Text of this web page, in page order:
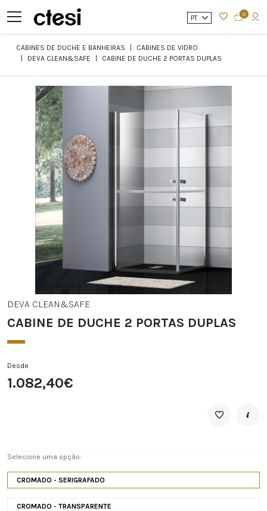
PT 0
CABINES DE DUCHE E BANHEIRAS
CABINES DE VIDRO
DEVA CLEAN&SAFE
CABINE DE DUCHE 2 PORTAS DUPLAS
DEVA CLEAN&SAFE
CABINE DE DUCHE 2 PORTAS DUPLAS
Desde
1.082,40€
Selecione uma opção:
CROMADO - SERIGRAFADO
CROMADO - TRANSPARENTE